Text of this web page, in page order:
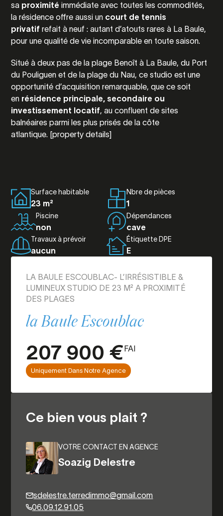
sa proximité immédiate avec toutes les commodités,
la résidence offre aussi un court de tennis
privatif refait à neuf : autant d’atouts rares à La Baule,
pour une qualité de vie incomparable en toute saison.
Situé à deux pas de la plage Benoît à La Baule, du Port
du Pouliguen et de la plage du Nau, ce studio est une
opportunité d’acquisition remarquable, que ce soit
en résidence principale, secondaire ou
investissement locatif, au confluent de sites
balnéaires parmi les plus prisés de la côte
atlantique. [property details]
Surface habitable
23 m²
Nbre de pièces
1
Piscine
non
Dépendances
cave
Travaux à prévoir
aucun
Étiquette DPE
E
LA BAULE ESCOUBLAC- L’IRRÉSISTIBLE &
LUMINEUX STUDIO DE 23 M² A PROXIMITÉ
DES PLAGES
la Baule Escoublac
207 900 €FAI
Uniquement Dans Notre Agence
Ce bien vous plait ?
VOTRE CONTACT EN AGENCE
Soazig Delestre
sdelestre.terredimmo@gmail.com
06.09.12.91.05